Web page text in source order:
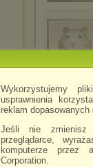
Wykorzystujemy
usprawnienia
reklam dopasowanych
Jeśli nie zmienisz
przeglądarce,
komputerze przez
Corporation.